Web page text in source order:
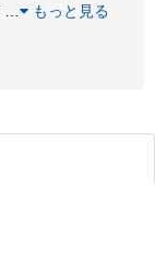
もっと見る